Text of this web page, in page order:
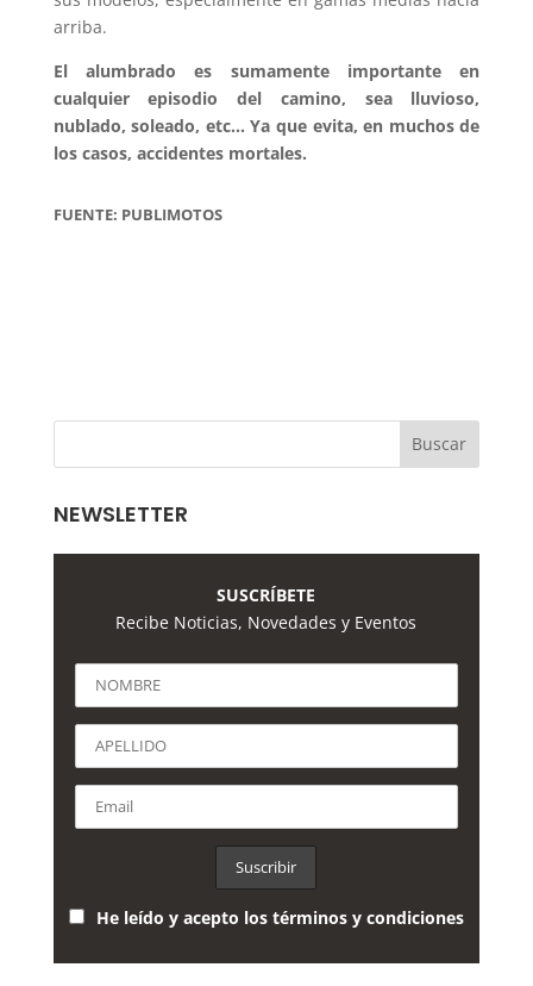
arriba.
El alumbrado es sumamente importante en
cualquier episodio del camino, sea lluvioso,
nublado, soleado, etc… Ya que evita, en muchos de
los casos, accidentes mortales.
FUENTE: PUBLIMOTOS
NEWSLETTER
SUSCRÍBETE
Recibe Noticias, Novedades y Eventos
He leído y acepto los términos y condiciones